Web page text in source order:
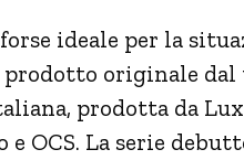
ideale per la
prodotto originale
prodotta da
e OCS. La serie